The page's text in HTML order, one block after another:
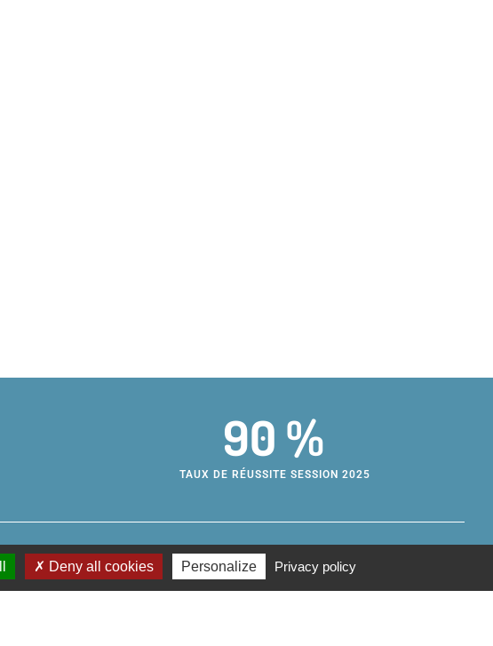
90 %
TAUX DE RÉUSSITE SESSION 2025
Centre de formation d’apprentis métropolitain
Deny all cookies Personalize Privacy policy